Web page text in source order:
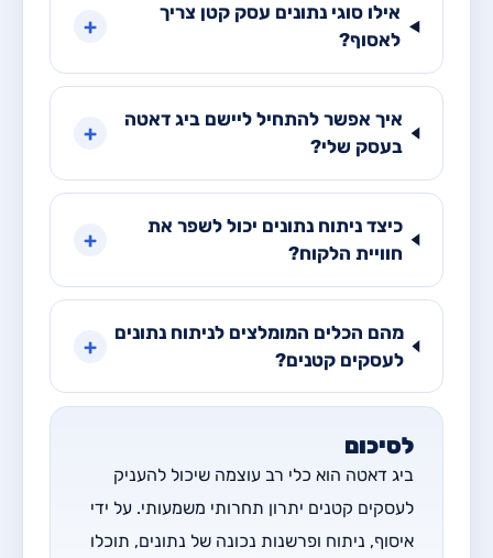
אילו סוגי נתונים עסק קטן צריך
לאסוף?
+
איך אפשר להתחיל ליישם ביג דאטה
בעסק שלי?
+
כיצד ניתוח נתונים יכול לשפר את
חוויית הלקוח?
+
מהם הכלים המומלצים לניתוח נתונים
לעסקים קטנים?
+
לסיכום
ביג דאטה הוא כלי רב עוצמה שיכול להעניק
לעסקים קטנים יתרון תחרותי משמעותי. על ידי
איסוף, ניתוח ופרשנות נכונה של נתונים, תוכלו